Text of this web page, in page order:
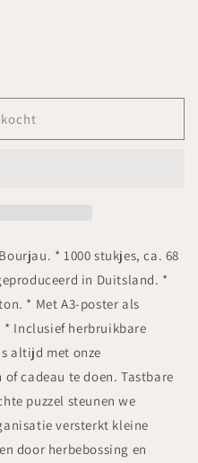
* 1000 stukjes, ca. 68
in Duitsland. *
* Met A3-poster als
* Inclusief herbruikbare
altijd met onze
cadeau te doen. Tastbare
puzzel steunen we
versterkt kleine
door herbebossing en